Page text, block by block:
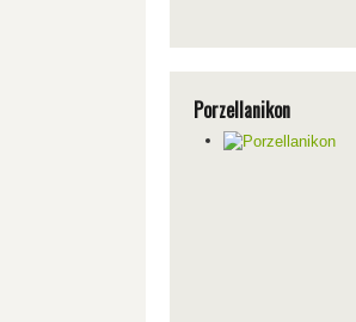
Porzellanikon